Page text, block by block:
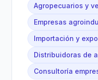
Agropecuarios y
Empresas
Importación y
Distribuidoras de
Consultoría